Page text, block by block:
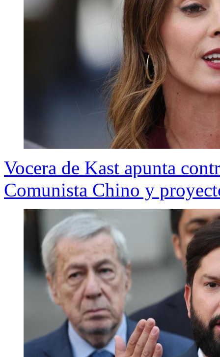
Vocera de Kast apunta
Comunista Chino y